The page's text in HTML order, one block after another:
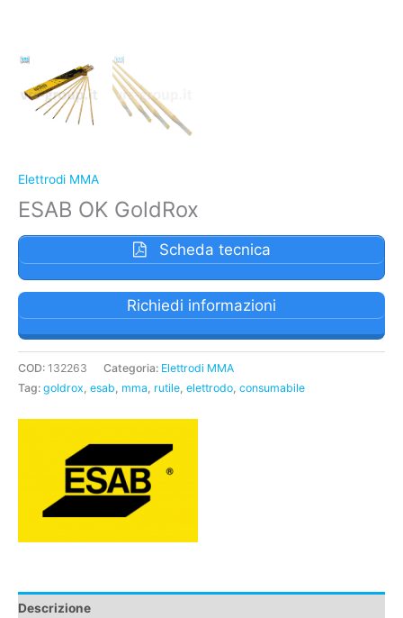
Elettrodi MMA
ESAB OK GoldRox
Scheda tecnica
Richiedi informazioni
COD: 132263 Categoria: Elettrodi MMA
Tag: goldrox esab mma rutile elettrodo consumabile
Descrizione